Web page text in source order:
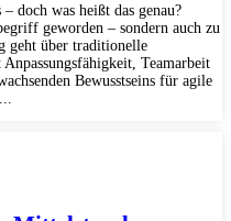
doch was heißt das genau?
geworden – sondern auch zu
geht über traditionelle
Teamarbeit
Bewusstseins für agile